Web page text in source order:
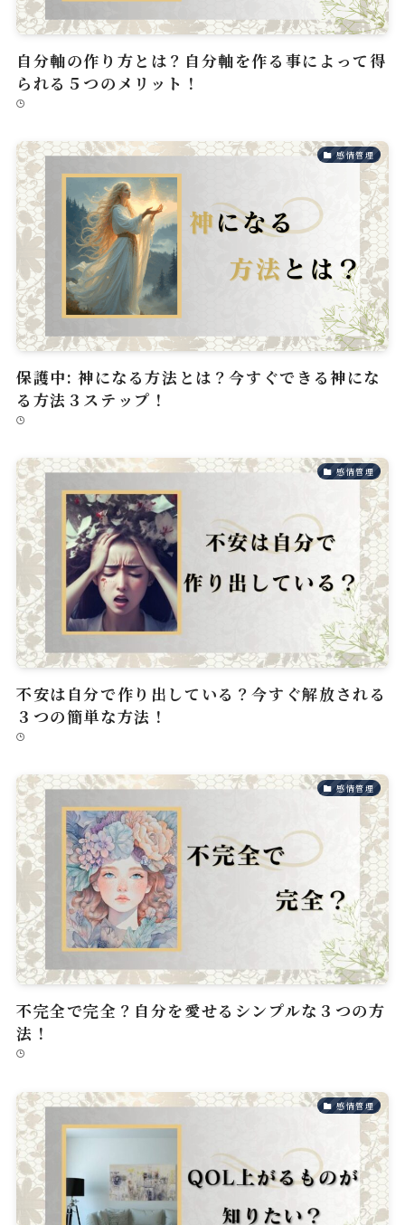
自分軸の作り方とは？自分軸を作る事によって得
られる５つのメリット！
感情管理
保護中: 神になる方法とは？今すぐできる神にな
る方法３ステップ！
感情管理
不安は自分で作り出している？今すぐ解放される
３つの簡単な方法！
感情管理
不完全で完全？自分を愛せるシンプルな３つの方
法！
感情管理